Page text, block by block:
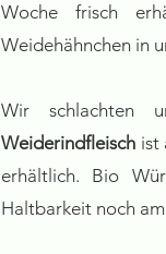
Woche frisch
Weidehähnchen in
Wir schlachten
Weiderindfleisch ist
erhältlich. Bio
Haltbarkeit noch